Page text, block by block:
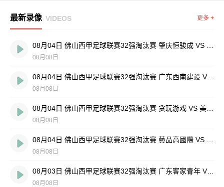
最新录像 VIDEOS 更多 +
08月08日
08月04日 佛山西甲足球联赛32强淘汰赛 广东西南建设 VS 香港圣徒 全场录像
08月08日
08月08日
08月08日
08月03日 佛山西甲足球联赛32强淘汰赛 广东客家青年 VS 广州英华思力U17 全场录像
08月08日